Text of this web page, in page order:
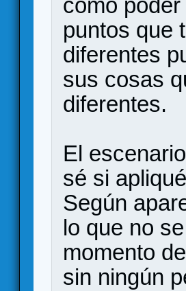
cómo
puntos que
diferentes
sus cosas
diferentes.
El
sé si
Según
lo que no
momento
sin ningún